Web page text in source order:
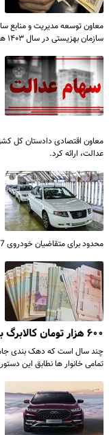
معاون توسعه مدیریت و منابع
سازمان بهزیستی در سال ۱۴۰۳ همچون ماه…
معاون اقتصادی دادستان کل
عدالت، ارائه کرد.
محدود برای متقاضیان خودروی 207 دستی با اولویت تابستان 1403 را…
۶۰۰ هزار تومان کالابرگ برای خانوارهای دارای فرزند
چند سال است که دهک بندی
تمامی خانوار ها نطابق این